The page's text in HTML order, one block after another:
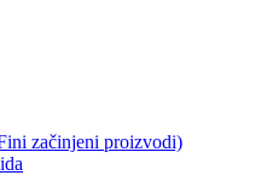
začinjeni proizvodi)